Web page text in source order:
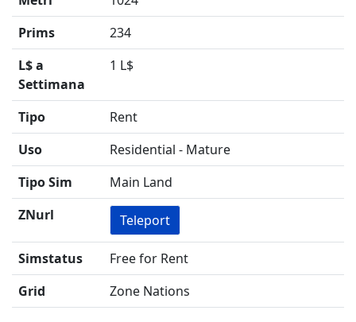
Prims
234
L$ a
Settimana
1 L$
Tipo
Rent
Uso
Residential - Mature
Tipo Sim
Main Land
ZNurl
Teleport
Simstatus
Free for Rent
Grid
Zone Nations